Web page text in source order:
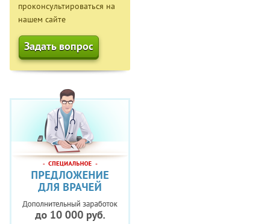
проконсультироваться на
нашем сайте
Задать вопрос